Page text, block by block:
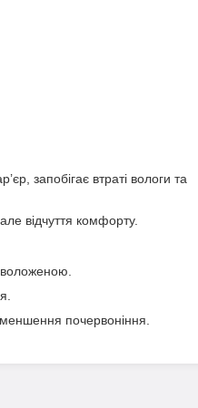
запобігає втраті вологи та
відчуття комфорту.
почервоніння.